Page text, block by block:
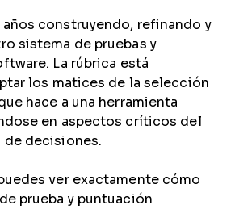
construyendo, refinando y
sistema de pruebas y
La rúbrica está
los matices de la selección
hace a una herramienta
en aspectos críticos del
de decisiones.
ver exactamente cómo
prueba y puntuación